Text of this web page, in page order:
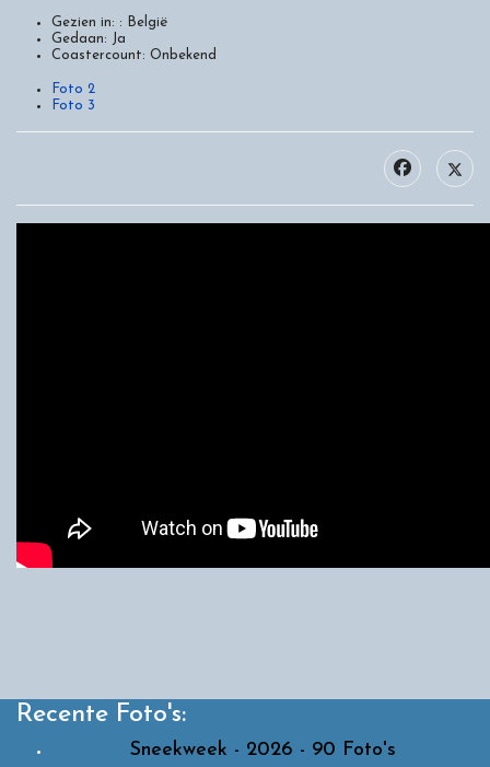
Gezien in: :
België
Gedaan: Ja
Coastercount: Onbekend
Foto 2
Foto 3
Recente Foto's:
Sneekweek - 2026 - 90 Foto's